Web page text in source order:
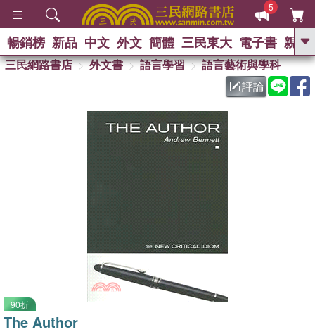
5
GO
暢銷榜 新品 中文 外文 簡體 三民東大 電子書 親子
三民網路書店 外文書 語言學習
語言藝術與學科
評論
90折
The Author